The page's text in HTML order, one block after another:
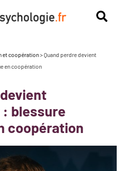
et coopération>Quand perdre devient
en coopération
blessure
coopération